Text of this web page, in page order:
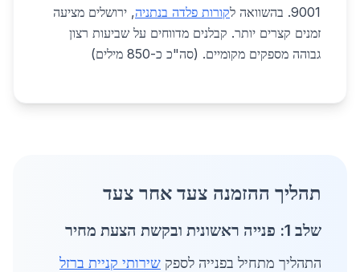
9001. בהשוואה ל
קורות פלדה בנתניה, ירושלים מציעה
זמנים קצרים יותר. קבלנים מדווחים על שביעות רצון
גבוהה מספקים מקומיים. (סה"כ כ-850 מילים)
תהליך ההזמנה צעד אחר צעד
שלב 1: פנייה ראשונית ובקשת הצעת מחיר
התהליך מתחיל בפנייה לספק שירותי קניית ברזל